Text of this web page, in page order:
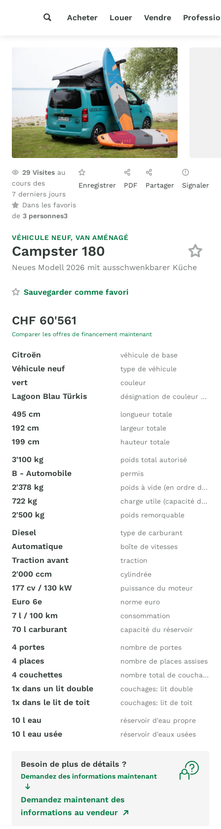
Acheter Louer Vendre
29 Visites au
cours des
7 derniers jours
Dans les favoris
de 3 personnes3
Enregistrer PDF Partager Signaler
VÉHICULE NEUF,VAN AMÉNAGÉ
Campster 180
Neues Modell 2026 mit ausschwenkbarer Küche
Sauvegarder comme favori
CHF 60'561
Comparer les offres de financement maintenant
Citroën véhicule de base
Véhicule neuf type de véhicule
vert couleur
Lagoon Blau Türkis désignation de couleur du fabricant
495 cm longueur totale
192 cm largeur totale
199 cm hauteur totale
3'100 kg poids total autorisé
B - Automobile permis
2'378 kg poids à vide (en ordre de marche)
722 kg charge utile (capacité de charge)
2'500 kg poids remorquable
Diesel type de carburant
Automatique boîte de vitesses
Traction avant traction
2'000 ccm cylindrée
177 cv / 130 kW puissance du moteur
Euro 6e norme euro
7 l / 100 km consommation
70 l carburant capacité du réservoir
4 portes nombre de portes
4 places nombre de places assises
4 couchettes nombre total de couchages
1x dans un lit double couchages: lit double
1x dans le lit de toit couchages: lit de toit
10 l eau réservoir d'eau propre
10 l eau usée réservoir d'eaux usées
Besoin de plus de détails ?
Demandez des informations maintenant
Demandez maintenant des
informations au vendeur